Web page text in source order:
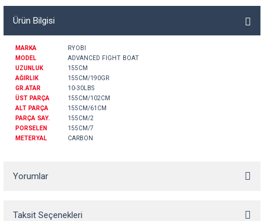
Ürün Bilgisi
MARKA
RYOBI
MODEL
ADVANCED FIGHT BOAT
UZUNLUK
155CM
AĞIRLIK
155CM/190GR
GR.ATAR
10-30LBS
ÜST PARÇA
155CM/102CM
ALT PARÇA
155CM/61CM
PARÇA SAY.
155CM/2
PORSELEN
155CM/7
METERYAL
CARBON
Yorumlar
Taksit Seçenekleri